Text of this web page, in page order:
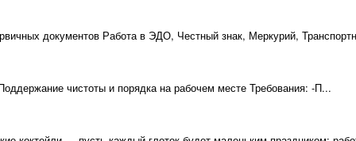
документов Работа в ЭДО, Честный знак, Меркурий,
чистоты и порядка на рабочем месте Требования: -П...